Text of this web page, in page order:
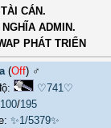
TÀI CÁN.
ADMIN.
PHÁT TRIỂN
(Off) ♂️
♡741♡
100/195
✨1/5379✨